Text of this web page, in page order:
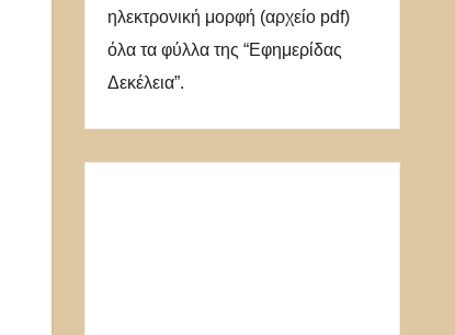
ηλεκτρονική μορφή (αρχείο pdf)
όλα τα φύλλα της “Εφημερίδας
Δεκέλεια”.